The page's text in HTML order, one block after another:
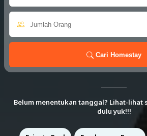
Cari Homestay
Belum menentukan tanggal? Lihat-lihat
dulu yuk!!!